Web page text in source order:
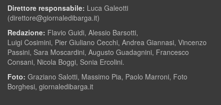
Direttore responsabile: Luca Galeotti
(direttore@giornaledibarga.it)
Redazione: Flavio Guidi, Alessio Barsotti,
Luigi Cosimini, Pier Giuliano Cecchi, Andrea Giannasi, Vincenzo
Passini, Sara Moscardini, Augusto Guadagnini, Francesco
Consani, Nicola Boggi, Sonia Ercolini.
Foto: Graziano Salotti, Massimo Pia, Paolo Marroni, Foto
Borghesi, giornaledibarga.it